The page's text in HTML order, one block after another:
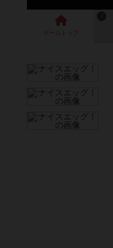
ゲーム